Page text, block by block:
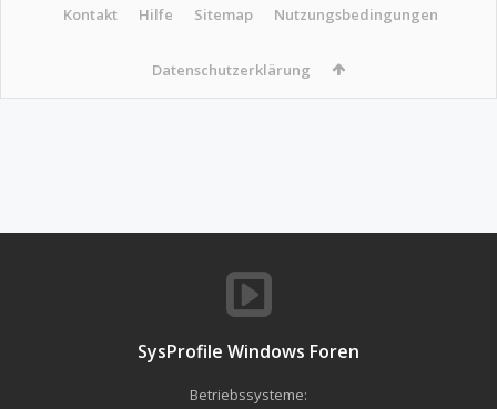
Kontakt Hilfe Sitemap Nutzungsbedingungen
Datenschutzerklärung
SysProfile Windows Foren
Betriebssysteme: